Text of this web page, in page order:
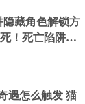
藏角色解锁方
！死亡陷阱中
遇怎么触发 猫